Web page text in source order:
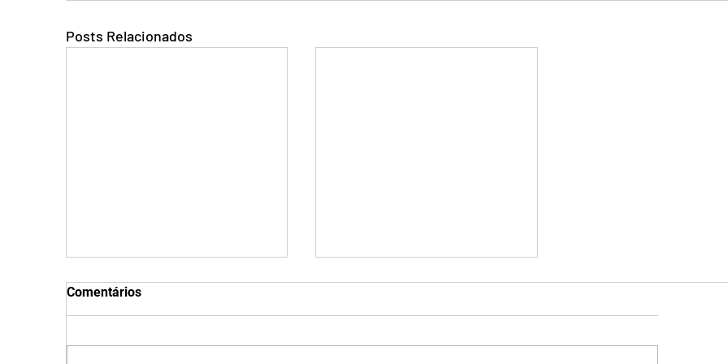
Posts Relacionados
Comentários